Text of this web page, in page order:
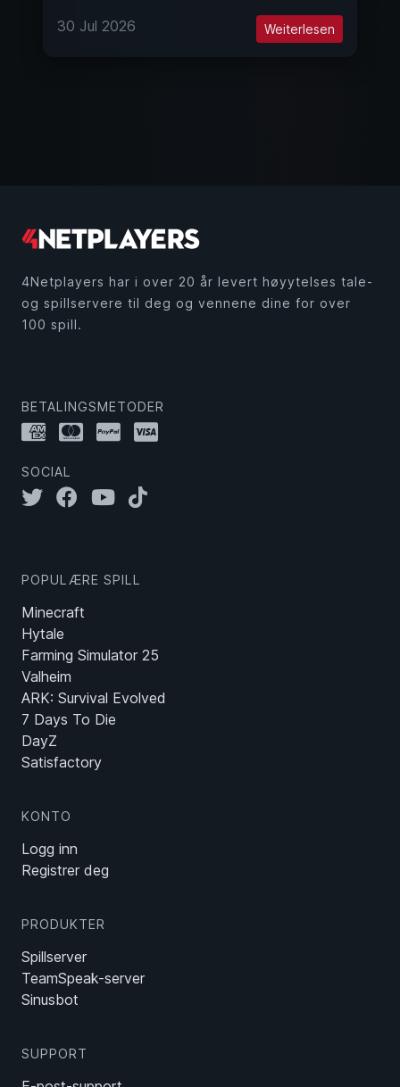
30 Jul 2026 Weiterlesen
4Netplayers har i over 20 år levert høyytelses tale-
og spillservere til deg og vennene dine for over
100 spill.
BETALINGSMETODER
SOCIAL
POPULÆRE SPILL
Minecraft
Hytale
Farming Simulator 25
Valheim
ARK: Survival Evolved
7 Days To Die
DayZ
Satisfactory
KONTO
Logg inn
Registrer deg
PRODUKTER
Spillserver
TeamSpeak-server
Sinusbot
SUPPORT